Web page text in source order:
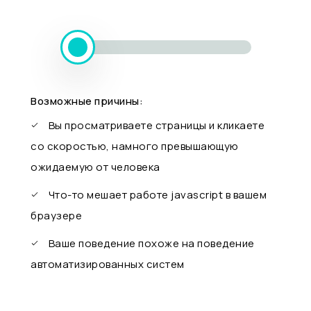
Возможные причины:
Вы просматриваете страницы и кликаете
со скоростью, намного превышающую
ожидаемую от человека
Что-то мешает работе javascript в вашем
браузере
Ваше поведение похоже на поведение
автоматизированных систем